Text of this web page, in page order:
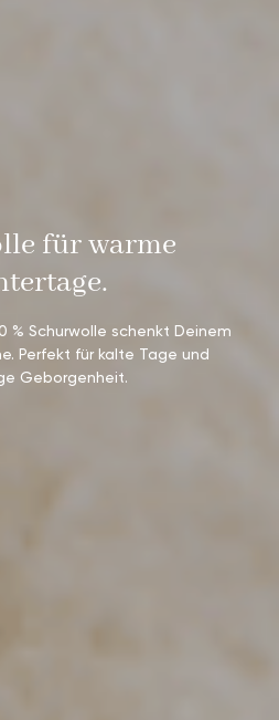
für warme
% Schurwolle schenkt Deinem
Perfekt für kalte Tage und
Geborgenheit.